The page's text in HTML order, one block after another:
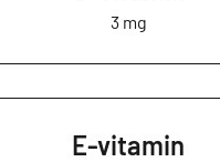
3 mg
E-vitamin